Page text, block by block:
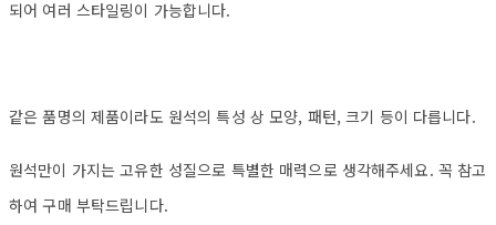
되어 여러 스타일링이 가능합니다.
같은 품명의 제품이라도 원석의 특성 상 모양, 패턴, 크기 등이 다릅니다.
원석만이 가지는 고유한 성질으로 특별한 매력으로 생각해주세요. 꼭 참고
하여 구매 부탁드립니다.